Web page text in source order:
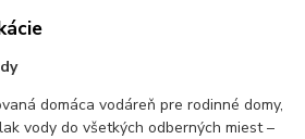
domáca vodáreň pre rodinné domy,
vody do všetkých odberných miest –